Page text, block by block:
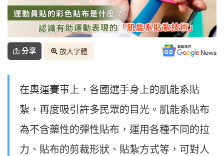
分享 放大字體
在奧運賽事上，各國選手身上的肌能系貼
紮，再度吸引許多民眾的目光。肌能系貼布
為不含藥性的彈性貼布，運用各種不同的拉
力、貼布的剪裁形狀、貼紮方式等，可對人